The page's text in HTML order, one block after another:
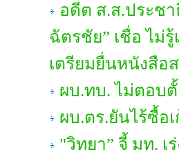
อดีต ส.ส.ประช
ฉัตรชัย” เชื่อ ไม่
เตรียมยื่นหนังสือ
ผบ.ทบ. ไม่ตอบ
ผบ.ตร.ยันไร้ซื้อ
"วิทยา” จี้ มท.